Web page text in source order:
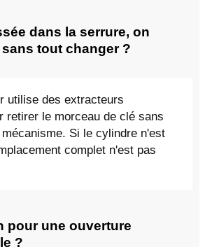
dans la serrure, on
tout changer ?
utilise des extracteurs
retirer le morceau de clé sans
Si le cylindre n'est
complet n'est pas
pour une ouverture
?